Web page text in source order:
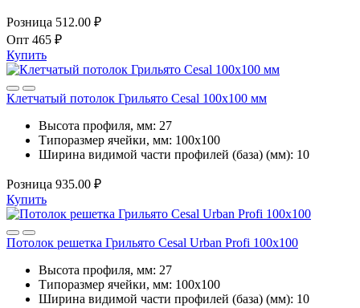
Розница 512.00 ₽
Опт 465 ₽
Купить
Клетчатый потолок Грильято Cesal 100x100 мм
Высота профиля, мм: 27
Типоразмер ячейки, мм: 100х100
Ширина видимой части профилей (база) (мм): 10
Розница 935.00 ₽
Купить
Потолок решетка Грильято Cesal Urban Profi 100x100
Высота профиля, мм: 27
Типоразмер ячейки, мм: 100х100
Ширина видимой части профилей (база) (мм): 10